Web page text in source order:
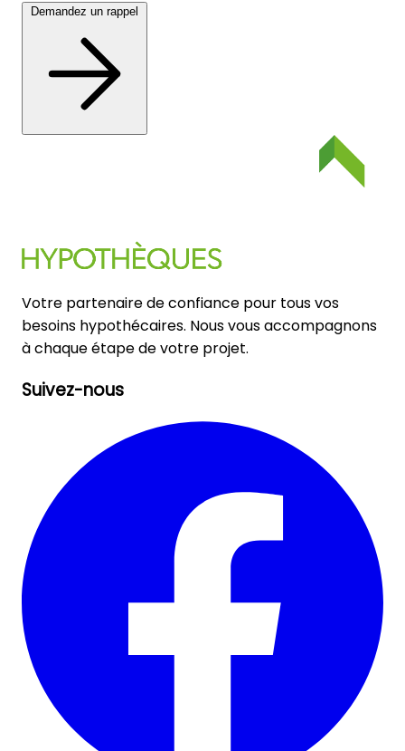
Demandez un rappel
Votre partenaire de confiance pour tous vos
besoins hypothécaires. Nous vous accompagnons
à chaque étape de votre projet.
Suivez-nous